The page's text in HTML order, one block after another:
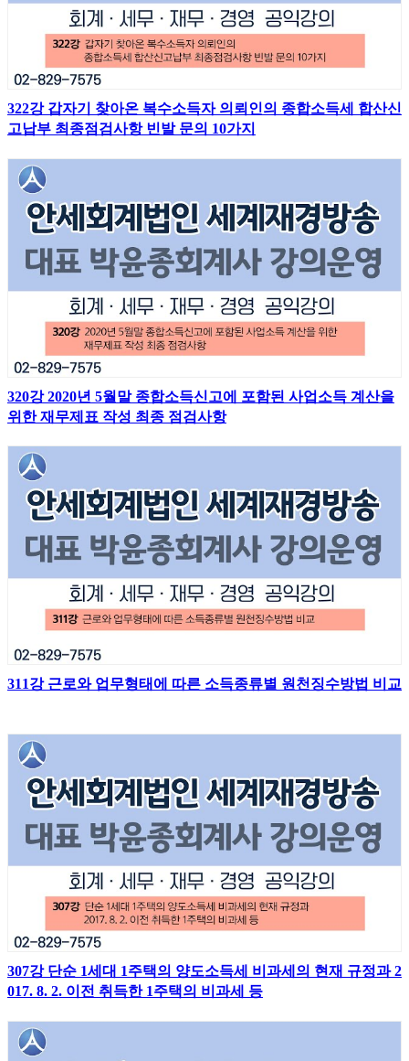
322강 갑자기 찾아온 복수소득자 의뢰인의 종합소득세 합산신
고납부 최종점검사항 빈발 문의 10가지
320강 2020년 5월말 종합소득신고에 포함된 사업소득 계산을
위한 재무제표 작성 최종 점검사항
311강 근로와 업무형태에 따른 소득종류별 원천징수방법 비교
307강 단순 1세대 1주택의 양도소득세 비과세의 현재 규정과 2
017. 8. 2. 이전 취득한 1주택의 비과세 등